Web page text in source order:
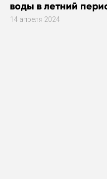
воды в летний
14 апреля 2024